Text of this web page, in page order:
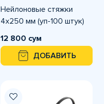
Нейлоновые стяжки
4х250 мм (уп-100 штук)
12 800 сум
ДОБАВИТЬ